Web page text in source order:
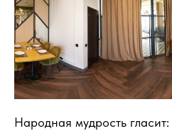
Народная мудрость